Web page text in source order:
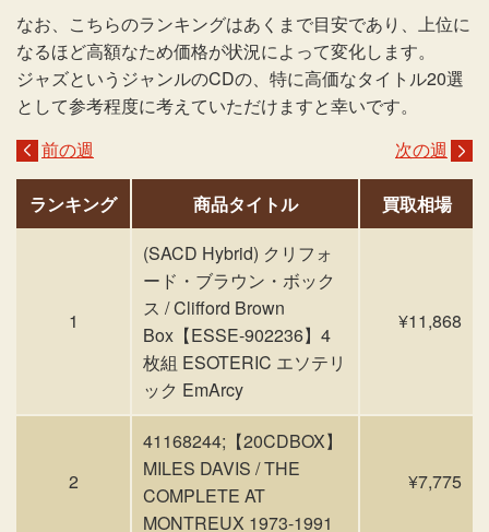
なお、こちらのランキングはあくまで目安であり、上位に
なるほど高額なため価格が状況によって変化します。
ジャズというジャンルのCDの、特に高価なタイトル20選
として参考程度に考えていただけますと幸いです。
前の週
次の週
ランキング 商品タイトル 買取相場
1
(SACD Hybrid) クリフォ
ード・ブラウン・ボック
ス / Clifford Brown
Box【ESSE-902236】4
枚組 ESOTERIC エソテリ
ック EmArcy
¥11,868
2
41168244;【20CDBOX】
MILES DAVIS / THE
COMPLETE AT
MONTREUX 1973-1991
¥7,775